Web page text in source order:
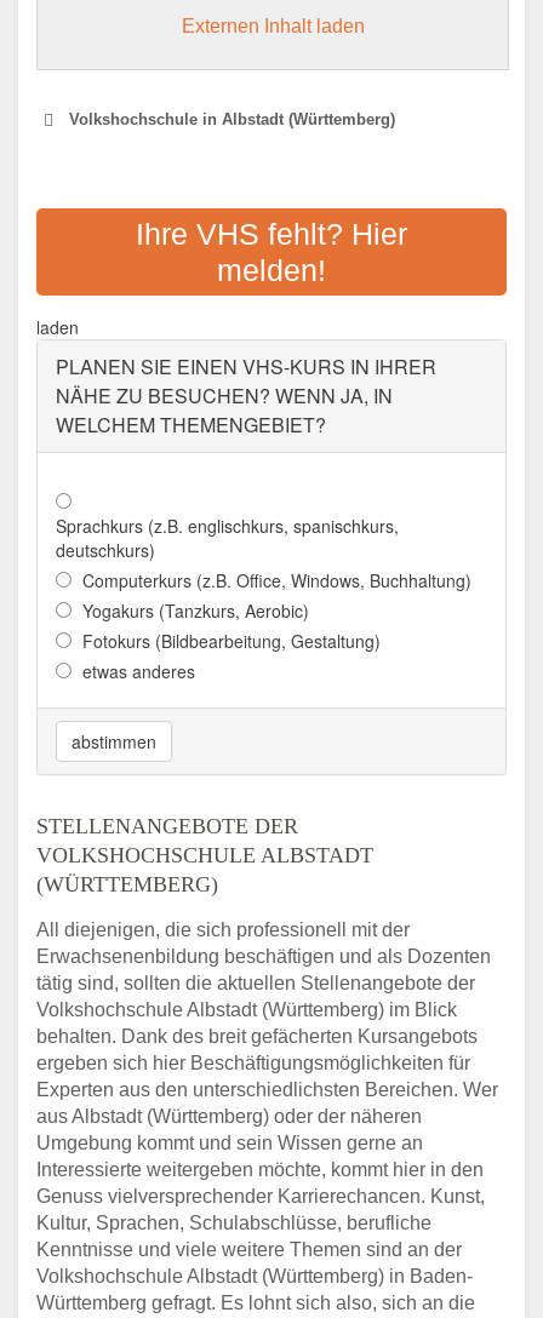
Externen Inhalt laden
Volkshochschule in Albstadt (Württemberg)
VOLKSHOCHSCHULE
ALBSTADT
Johannesstr. 5, 72458 Albstadt
Aktualisiert: August 2021
Ihre VHS fehlt? Hier
melden!
laden
PLANEN SIE EINEN VHS-KURS IN IHRER
NÄHE ZU BESUCHEN? WENN JA, IN
WELCHEM THEMENGEBIET?
Sprachkurs (z.B. englischkurs, spanischkurs,
deutschkurs)
Computerkurs (z.B. Office, Windows, Buchhaltung)
Yogakurs (Tanzkurs, Aerobic)
Fotokurs (Bildbearbeitung, Gestaltung)
etwas anderes
abstimmen
STELLENANGEBOTE DER
VOLKSHOCHSCHULE ALBSTADT
(WÜRTTEMBERG)
All diejenigen, die sich professionell mit der
Erwachsenenbildung beschäftigen und als Dozenten
tätig sind, sollten die aktuellen Stellenangebote der
Volkshochschule Albstadt (Württemberg) im Blick
behalten. Dank des breit gefächerten Kursangebots
ergeben sich hier Beschäftigungsmöglichkeiten für
Experten aus den unterschiedlichsten Bereichen. Wer
aus Albstadt (Württemberg) oder der näheren
Umgebung kommt und sein Wissen gerne an
Interessierte weitergeben möchte, kommt hier in den
Genuss vielversprechender Karrierechancen. Kunst,
Kultur, Sprachen, Schulabschlüsse, berufliche
Kenntnisse und viele weitere Themen sind an der
Volkshochschule Albstadt (Württemberg) in Baden-
Württemberg gefragt. Es lohnt sich also, sich an die